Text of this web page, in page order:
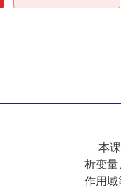
本
析变量
作用域